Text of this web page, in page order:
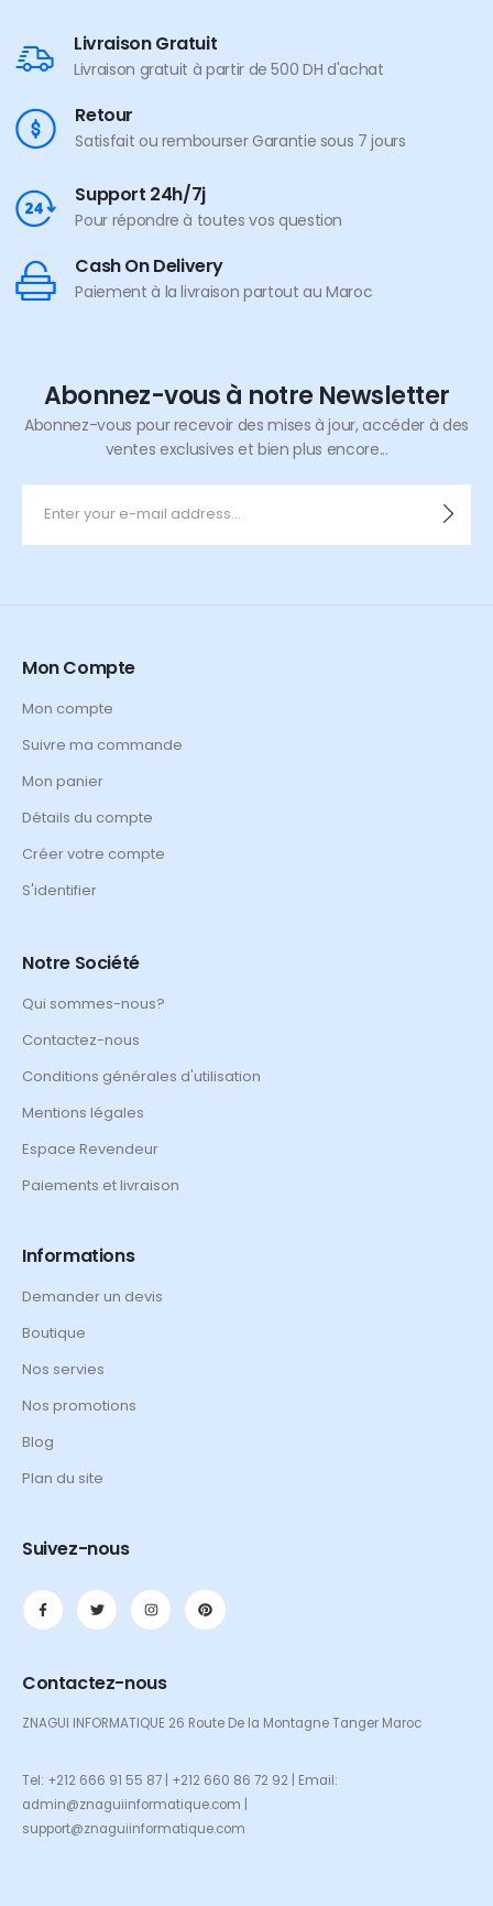
Livraison Gratuit
Livraison gratuit à partir de 500 DH d'achat
Retour
Satisfait ou rembourser Garantie sous 7 jours
Support 24h/7j
Pour répondre à toutes vos question
Cash On Delivery
Paiement à la livraison partout au Maroc
Abonnez-vous à notre Newsletter
Abonnez-vous pour recevoir des mises à jour, accéder à des
ventes exclusives et bien plus encore...
Mon Compte
Mon compte
Suivre ma commande
Mon panier
Détails du compte
Créer votre compte
S'identifier
Notre Société
Qui sommes-nous?
Contactez-nous
Conditions générales d'utilisation
Mentions légales
Espace Revendeur
Paiements et livraison
Informations
Demander un devis
Boutique
Nos servies
Nos promotions
Blog
Plan du site
Suivez-nous
Contactez-nous
ZNAGUI INFORMATIQUE 26 Route De la Montagne Tanger Maroc
Tel: +212 666 91 55 87 | +212 660 86 72 92 | Email:
admin@znaguiinformatique.com |
support@znaguiinformatique.com